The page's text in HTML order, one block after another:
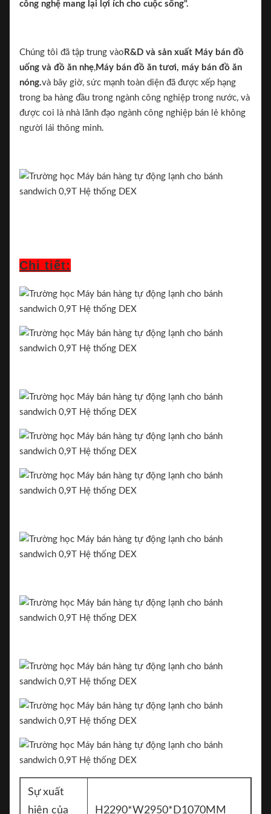
công nghệ mang lại lợi ích cho cuộc sống".
Chúng tôi đã tập trung vào R&D và sản xuất Máy bán đồ
uống và đồ ăn nhẹ, Máy bán đồ ăn tươi, máy bán đồ ăn
nóng.và bây giờ, sức mạnh toàn diện đã được xếp hạng
trong ba hàng đầu trong ngành công nghiệp trong nước, và
được coi là nhà lãnh đạo ngành công nghiệp bán lẻ không
người lái thông minh.
Chi tiết:
Sự xuất
hiện của
H2290*W2950*D1070MM